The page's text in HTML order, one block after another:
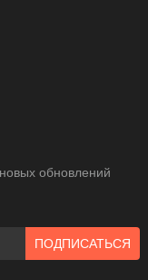
обновлений